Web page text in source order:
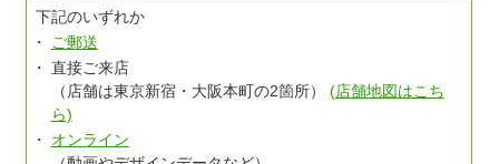
下記のいずれか
ご郵送
直接ご来店
（店舗は東京新宿・大阪本町の2箇所） (店舗地図はこち
ら)
オンライン